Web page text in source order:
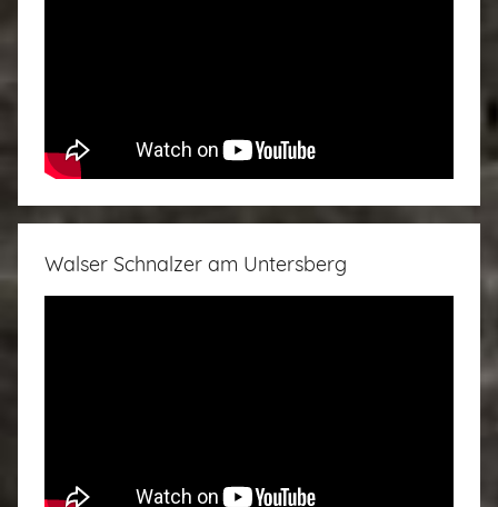
Walser Schnalzer am Untersberg